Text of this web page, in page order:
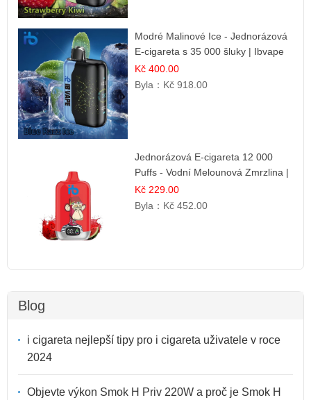
Modré Malinové Ice - Jednorázová
E-cigareta s 35 000 šluky | Ibvape
Kč 400.00
Byla： Kč 918.00
Jednorázová E-cigareta 12 000
Puffs - Vodní Melounová Zmrzlina |
Letní dezertní příchuť
Kč 229.00
Byla： Kč 452.00
Blog
i cigareta nejlepší tipy pro i cigareta uživatele v roce
2024
Objevte výkon Smok H Priv 220W a proč je Smok H